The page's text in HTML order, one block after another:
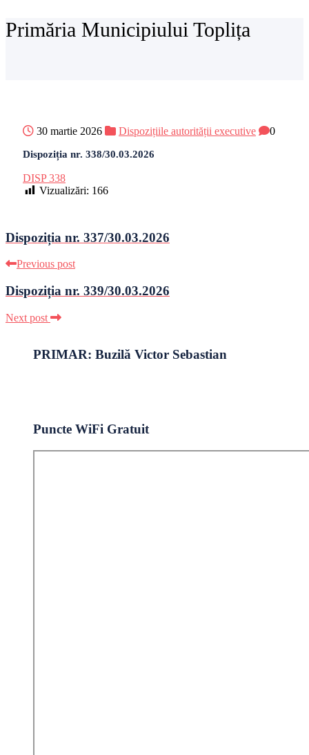
Primăria Municipiului Toplița
30 martie 2026 Dispozițiile autorității executive 0
Dispoziția nr. 338/30.03.2026
DISP 338
Vizualizări: 166
Dispoziția nr. 337/30.03.2026
Previous post
Dispoziția nr. 339/30.03.2026
Next post
PRIMAR: Buzilă Victor Sebastian
Puncte WiFi Gratuit